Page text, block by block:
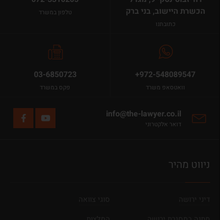
הכשרת היישוב, בני ברק
כתובתנו
טלפון במשרד
+972-548089547
וואטסאפ משרד
03-6850723
פקס במשרד
info@the-lawyer.co.il
דואר אלקטרוני
ניווט מהיר